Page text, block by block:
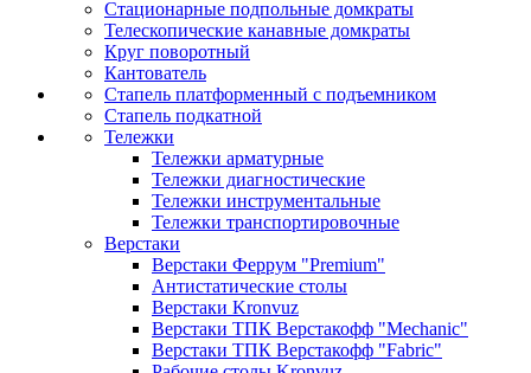
Стационарные подпольные домкраты
Телескопические канавные домкраты
Круг поворотный
Кантователь
Стапель платформенный с подъемником
Стапель подкатной
Тележки
Тележки арматурные
Тележки диагностические
Тележки инструментальные
Тележки транспортировочные
Верстаки
Верстаки Феррум "Premium"
Антистатические столы
Верстаки Kronvuz
Верстаки ТПК Верстакофф "Mechanic"
Верстаки ТПК Верстакофф "Fabric"